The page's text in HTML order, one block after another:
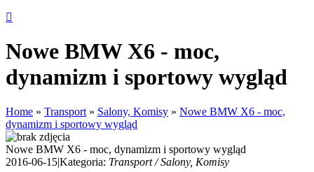
Nowe BMW X6 - moc,
dynamizm i sportowy wygląd
Home » Transport » Salony, Komisy » Nowe BMW X6 - moc,
dynamizm i sportowy wygląd
Nowe BMW X6 - moc, dynamizm i sportowy wygląd
2016-06-15|Kategoria: Transport / Salony, Komisy